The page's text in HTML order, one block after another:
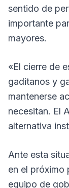
sentido de
importante
mayores.
«El cierre de
gaditanos y
mantenerse
necesitan. El
alternativa
Ante esta
en el próximo
equipo de